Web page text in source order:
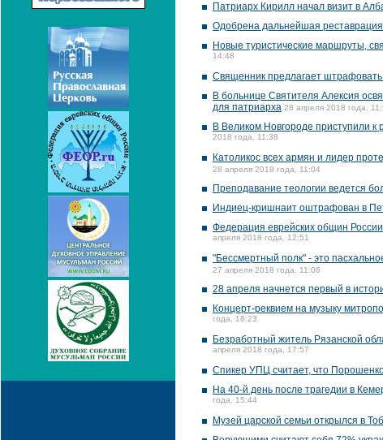
Патриарх Кирилл начал визит в
Одобрена дальнейшая
Новые туристические маршруты,
14:48
Священник предлагает
В больнице Святителя Алексия
для патриарха 28 апреля 2018 года,
В Великом Новгороде приступили к
2018 года, 11:38
Католикос всех армян и лидер
28 апреля 2018 года, 11:04
Преподавание теологии ведется
Индиец-кришнаит оштрафован в
Федерация еврейских общин
апреля 2018 года, 12:51
"Бессмертный полк" - это
27 апреля 2018 года, 11:06
28 апреля начнется первый в
Концерт-реквием на музыку
года, 18:23
Безработный житель Рязанской
апреля 2018 года, 17:57
Спикер УПЦ считает, что
На 40-й день после трагедии в
года, 15:44
Музей царской семьи открылся в